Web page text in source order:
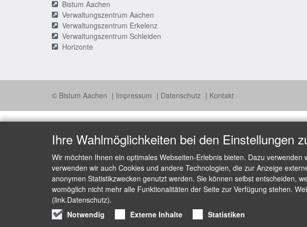
Bistum Aachen
Verwaltungszentrum Aachen
Verwaltungszentrum Erkelenz
Verwaltungszentrum Schleiden
Horizonte
© Bistum Aachen Impressum Datenschutz Kontakt
Ihre Wahlmöglichkeiten bei den Einstellungen
Wir möchten Ihnen ein optimales Webseiten-Erlebnis bieten. Dazu
verwenden wir auch Cookies und andere Technologien, die zur Anzeige
anonymen Statistikzwecken genutzt werden. Sie können selbst entscheiden,
womöglich nicht mehr alle Funktionalitäten der Seite zur Verfügung stehen.
(link.Datenschutz).
Notwendig
Externe Inhalte Statistiken